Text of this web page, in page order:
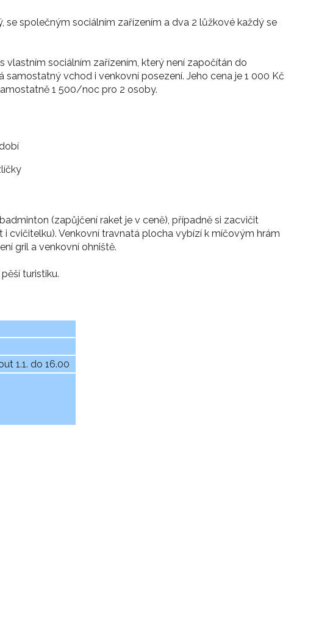
se společným sociálním zařízením a dva 2 lůžkové každý se
sociálním zařízením, který není započítán do
vchod i venkovní posezení. Jeho cena je 1 000 Kč
1 500/noc pro 2 osoby.
(zapůjčení raket je v ceně), případně si zacvičit
cvičitelku). Venkovní travnatá plocha vybízí k míčovým hrám
gril a venkovní ohniště.
turistiku.
1.1. do 16.00